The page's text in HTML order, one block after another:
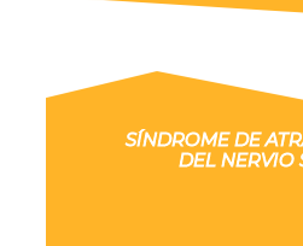
SÍNDROME DE
DEL NERVIO